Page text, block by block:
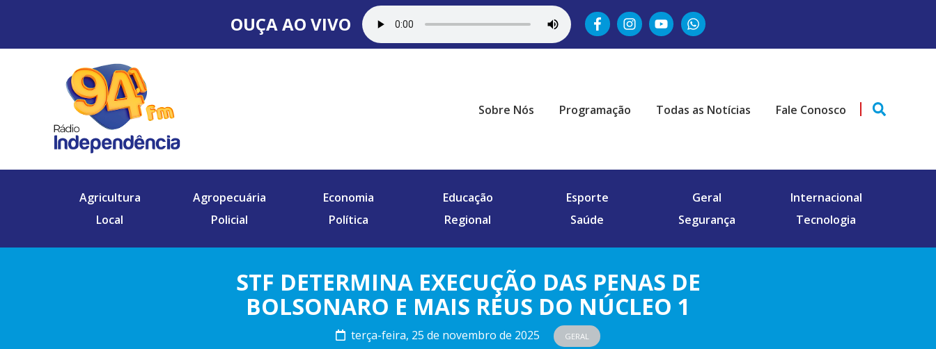
OUÇA AO VIVO
Sobre Nós Programação Todas as Notícias Fale Conosco
Agricultura Agropecuária Economia Educação Esporte Geral
Internacional
Local
Policial Política Regional Saúde Segurança Tecnologia
STF DETERMINA EXECUÇÃO DAS PENAS DE
BOLSONARO E MAIS RÉUS DO NÚCLEO 1
terça-feira, 25 de novembro de 2025 GERAL